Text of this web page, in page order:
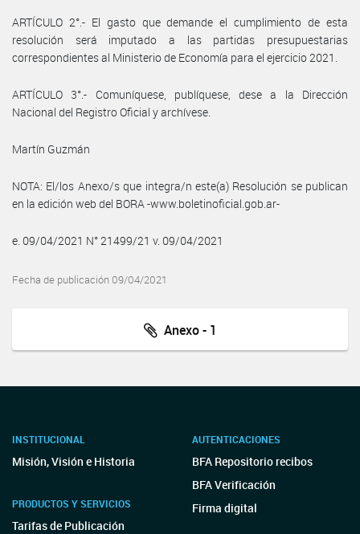
ARTÍCULO 2°.- El gasto que demande el cumplimiento de esta
resolución será imputado a las partidas presupuestarias
correspondientes al Ministerio de Economía para el ejercicio 2021.
ARTÍCULO 3°.- Comuníquese, publíquese, dese a la Dirección
Nacional del Registro Oficial y archívese.
Martín Guzmán
NOTA: El/los Anexo/s que integra/n este(a) Resolución se publican
en la edición web del BORA -www.boletinoficial.gob.ar-
e. 09/04/2021 N° 21499/21 v. 09/04/2021
Fecha de publicación 09/04/2021
Anexo - 1
INSTITUCIONAL
Misión, Visión e Historia
PRODUCTOS Y SERVICIOS
Tarifas de Publicación
AUTENTICACIONES
BFA Repositorio recibos
BFA Verificación
Firma digital